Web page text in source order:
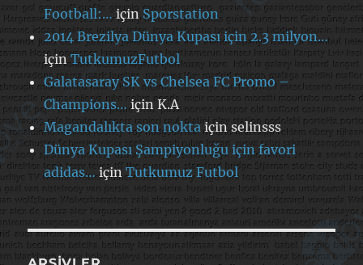
Football:… için Sporstation
2014 Brezilya Dünya Kupası için 2.3 milyon…
içinTutkumuzFutbol
Galatasaray SK vs Chelsea FC Promo –
Champions…içinK.A
Magandalıkta son nokta içinselinsss
Dünya Kupası Şampiyonluğu için favori
adidas…içinTutkumuz Futbol